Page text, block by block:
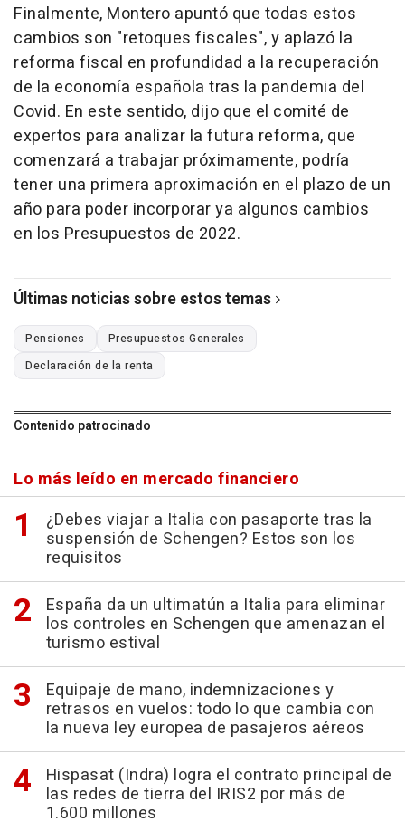
Finalmente, Montero apuntó que todas estos
cambios son "retoques fiscales", y aplazó la
reforma fiscal en profundidad a la recuperación
de la economía española tras la pandemia del
Covid. En este sentido, dijo que el comité de
expertos para analizar la futura reforma, que
comenzará a trabajar próximamente, podría
tener una primera aproximación en el plazo de un
año para poder incorporar ya algunos cambios
en los Presupuestos de 2022.
Últimas noticias sobre estos temas
Pensiones
Presupuestos Generales
Declaración de la renta
Contenido patrocinado
Lo más leído en mercado financiero
¿Debes viajar a Italia con pasaporte tras la
suspensión de Schengen? Estos son los
requisitos
España da un ultimatún a Italia para eliminar
los controles en Schengen que amenazan el
turismo estival
Equipaje de mano, indemnizaciones y
retrasos en vuelos: todo lo que cambia con
la nueva ley europea de pasajeros aéreos
Hispasat (Indra) logra el contrato principal de
las redes de tierra del IRIS2 por más de
1.600 millones